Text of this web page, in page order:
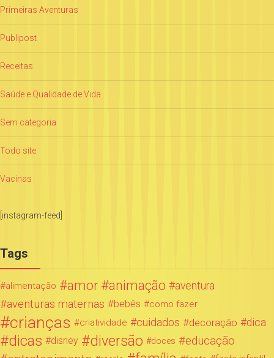
Primeiras Aventuras
Publipost
Receitas
Saúde e Qualidade de Vida
Sem categoria
Todo site
Vacinas
[instagram-feed]
Tags
alimentação amor animação aventura
aventuras maternas bebês como fazer
crianças criatividade cuidados decoração dica
dicas disney diversão doces educação